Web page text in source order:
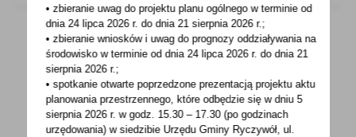
06 - 08 - 2024
Trwa nabór wniosków w konkursie
Klimatyczny Człowiek Roku 2024. Do
wygrania nawet 30 tys. zł
• zbieranie uwag do projektu planu ogólnego w terminie od
dnia 24 lipca 2026 r. do dnia 21 sierpnia 2026 r.;
• zbieranie wniosków i uwag do prognozy oddziaływania na
środowisko w terminie od dnia 24 lipca 2026 r. do dnia 21
sierpnia 2026 r.;
• spotkanie otwarte poprzedzone prezentacją projektu aktu
planowania przestrzennego, które odbędzie się w dniu 5
sierpnia 2026 r.w godz. 15.30 – 17.30 (po godzinach
urzędowania) w siedzibie Urzędu Gminy Ryczywół, ul.